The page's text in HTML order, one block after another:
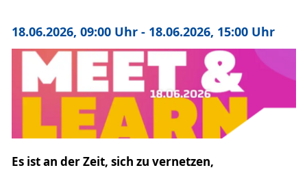
18.06.2026, 09:00 Uhr - 18.06.2026, 15:00 Uhr
Es ist an der Zeit, sich zu vernetzen,